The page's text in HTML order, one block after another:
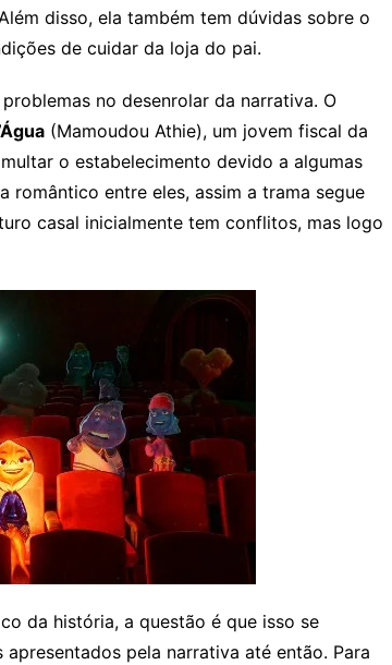
disso, ela também tem dúvidas sobre o
de cuidar da loja do pai.
problemas no desenrolar da narrativa. O
(Mamoudou Athie), um jovem fiscal da
o estabelecimento devido a algumas
romântico entre eles, assim a trama segue
casal inicialmente tem conflitos, mas logo
da história, a questão é que isso se
pela narrativa até então. Para